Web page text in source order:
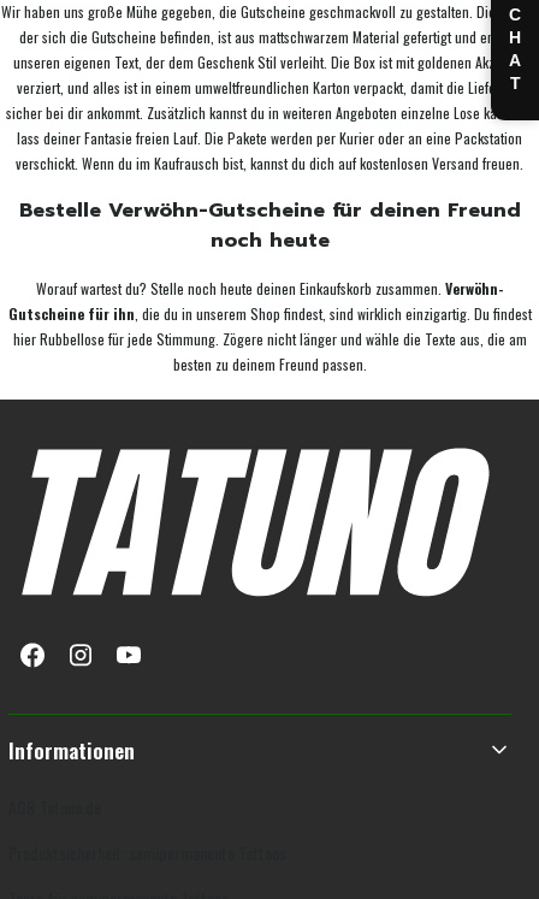
CHAT
Wir haben uns große Mühe gegeben, die Gutscheine geschmackvoll zu gestalten. Die Box, in
der sich die Gutscheine befinden, ist aus mattschwarzem Material gefertigt und enthält
unseren eigenen Text, der dem Geschenk Stil verleiht. Die Box ist mit goldenen Akzenten
verziert, und alles ist in einem umweltfreundlichen Karton verpackt, damit die Lieferung
sicher bei dir ankommt. Zusätzlich kannst du in weiteren Angeboten einzelne Lose kaufen –
lass deiner Fantasie freien Lauf. Die Pakete werden per Kurier oder an eine Packstation
verschickt. Wenn du im Kaufrausch bist, kannst du dich auf kostenlosen Versand freuen.
Bestelle Verwöhn-Gutscheine für deinen Freund
noch heute
Worauf wartest du? Stelle noch heute deinen Einkaufskorb zusammen. Verwöhn-
Gutscheine für ihn , die du in unserem Shop findest, sind wirklich einzigartig. Du findest
hier Rubbellose für jede Stimmung. Zögere nicht länger und wähle die Texte aus, die am
besten zu deinem Freund passen.
Fußzeilenmenü
Informationen